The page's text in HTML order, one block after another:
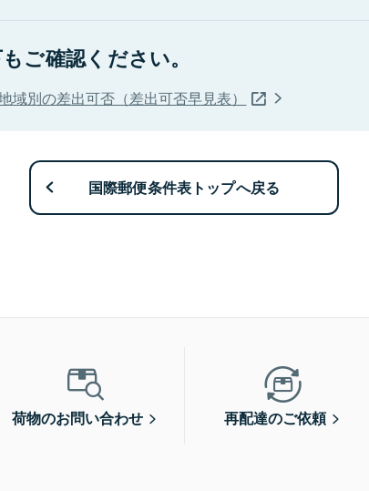
ご確認ください。
域別の差出可否（差出可否早見表）
国際郵便条件表トップへ戻る
荷物のお問い合わせ 再配達のご依頼